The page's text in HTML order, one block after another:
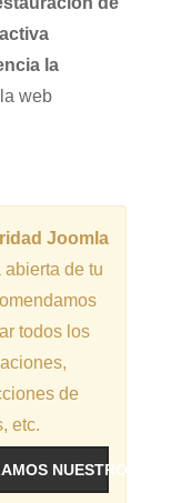
la
web
Joomla
de tu
todos los
de
etc.
NUESTRO